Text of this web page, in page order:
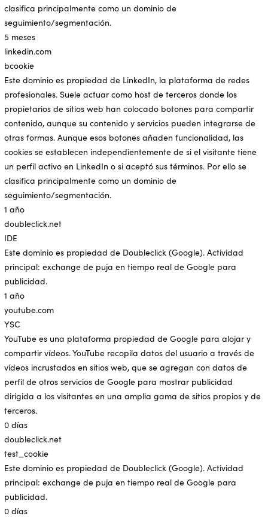
clasifica principalmente como un dominio de
seguimiento/segmentación.
5 meses
linkedin.com
bcookie
Este dominio es propiedad de LinkedIn, la plataforma de redes
profesionales. Suele actuar como host de terceros donde los
propietarios de sitios web han colocado botones para compartir
contenido, aunque su contenido y servicios pueden integrarse de
otras formas. Aunque esos botones añaden funcionalidad, las
cookies se establecen independientemente de si el visitante tiene
un perfil activo en LinkedIn o si aceptó sus términos. Por ello se
clasifica principalmente como un dominio de
seguimiento/segmentación.
1 año
doubleclick.net
IDE
Este dominio es propiedad de Doubleclick (Google). Actividad
principal: exchange de puja en tiempo real de Google para
publicidad.
1 año
youtube.com
YSC
YouTube es una plataforma propiedad de Google para alojar y
compartir vídeos. YouTube recopila datos del usuario a través de
vídeos incrustados en sitios web, que se agregan con datos de
perfil de otros servicios de Google para mostrar publicidad
dirigida a los visitantes en una amplia gama de sitios propios y de
terceros.
0 días
doubleclick.net
test_cookie
Este dominio es propiedad de Doubleclick (Google). Actividad
principal: exchange de puja en tiempo real de Google para
publicidad.
0 días